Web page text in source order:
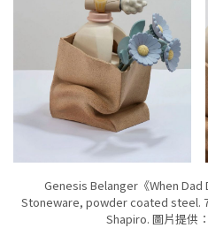
Genesis Belanger《When
Stoneware, powder coated steel.
Shapiro. 圖片提供